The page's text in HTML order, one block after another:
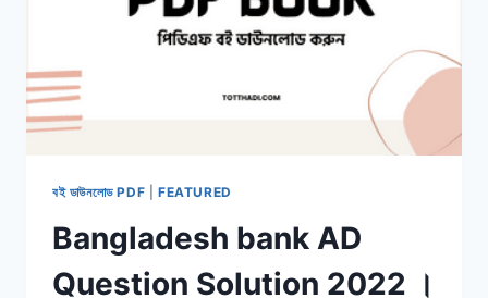
বই ডাউনলোড PDF FEATURED
Bangladesh bank AD
Question Solution 2022 ।